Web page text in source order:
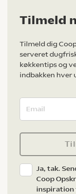
Tilmeld
Tilmeld dig
serveret
køkkentips og
indbakken hver
Ja, tak.
Coop
inspiration